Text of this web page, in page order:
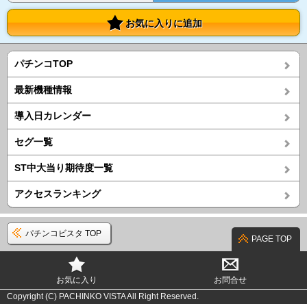
お気に入りに追加
パチンコTOP
最新機種情報
導入日カレンダー
セグ一覧
ST中大当り期待度一覧
アクセスランキング
パチンコビスタ TOP
PAGE TOP
お気に入り
お問合せ
Copyright (C) PACHINKO VISTA All Right Reserved.